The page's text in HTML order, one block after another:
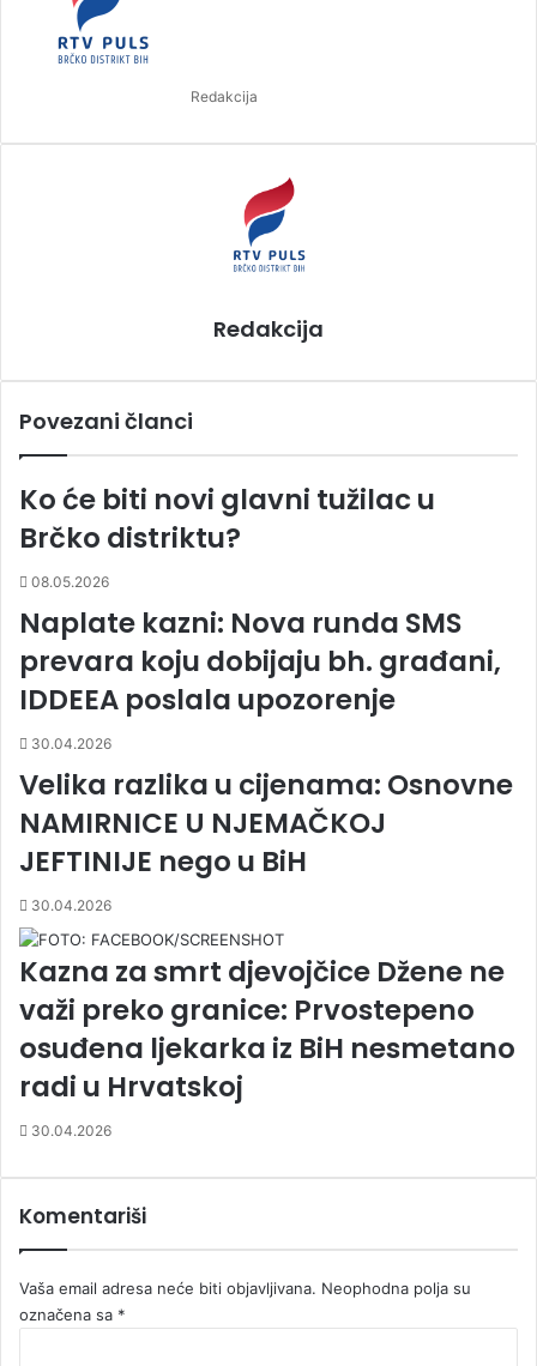
Redakcija
a
l
Redakcija
Povezani članci
Ko će biti novi glavni tužilac u
Brčko distriktu?
08.05.2026
Naplate kazni: Nova runda SMS
prevara koju dobijaju bh. građani,
IDDEEA poslala upozorenje
30.04.2026
Velika razlika u cijenama: Osnovne
NAMIRNICE U NJEMAČKOJ
JEFTINIJE nego u BiH
30.04.2026
Kazna za smrt djevojčice Džene ne
važi preko granice: Prvostepeno
osuđena ljekarka iz BiH nesmetano
radi u Hrvatskoj
30.04.2026
Komentariši
Vaša email adresa neće biti objavljivana. Neophodna polja su
označena sa *